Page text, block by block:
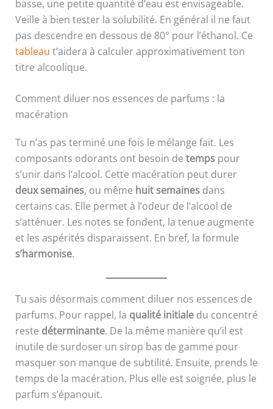
basse, une petite quantité d’eau est envisageable.
Veille à bien tester la solubilité. En général il ne faut
pas descendre en dessous de 80° pour l’éthanol. Ce
tableau t’aidera à calculer approximativement ton
titre alcoolique.
Comment diluer nos essences de parfums : la
macération
Tu n’as pas terminé une fois le mélange fait. Les
composants odorants ont besoin de tempspour
s’unir dans l’alcool. Cette macération peut durer
deux semaines, ou même huitsemainesdans
certains cas. Elle permet à l’odeur de l’alcool de
s’atténuer. Les notes se fondent, la tenue augmente
et les aspérités disparaissent. En bref, la formule
s’harmonise.
Tu sais désormais comment diluer nos essences de
parfums. Pour rappel, la qualité initialedu concentré
reste déterminante. De la même manière qu’il est
inutile de surdoser un sirop bas de gamme pour
masquer son manque de subtilité. Ensuite, prends le
temps de la macération. Plus elle est soignée, plus le
parfum s’épanouit.